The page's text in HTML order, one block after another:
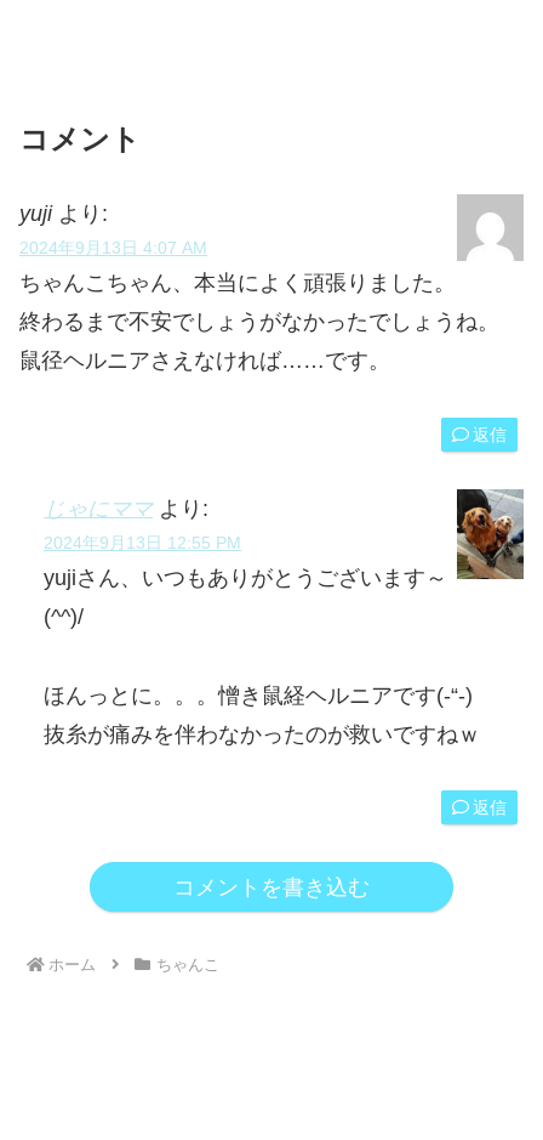
コメント
yuji より:
2024年9月13日 4:07 AM
ちゃんこちゃん、本当によく頑張りました。
終わるまで不安でしょうがなかったでしょうね。
鼠径ヘルニアさえなければ……です。
返信
じゃにママ より:
2024年9月13日 12:55 PM
yujiさん、いつもありがとうございます～
(^^)/
ほんっとに。。。憎き鼠経ヘルニアです(-“-)
抜糸が痛みを伴わなかったのが救いですねｗ
返信
コメントを書き込む
ホーム ちゃんこ